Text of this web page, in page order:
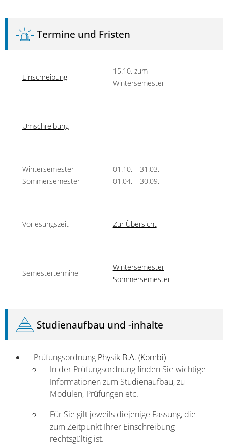
Termine und Fristen
Einschreibung
15.10. zum
Wintersemester
Umschreibung
Wintersemester
Sommersemester
01.10. – 31.03.
01.04. – 30.09.
Vorlesungszeit Zur Übersicht
Semestertermine
Wintersemester
Sommersemester
Studienaufbau und -inhalte
Prüfungsordnung Physik B.A. (Kombi)
In der Prüfungsordnung finden Sie wichtige
Informa­tionen zum Studienaufbau, zu
Modulen, Prüfungen etc.
Für Sie gilt jeweils diejenige Fassung, die
zum Zeitpunkt Ihrer Einschreibung
rechtsgültig ist.